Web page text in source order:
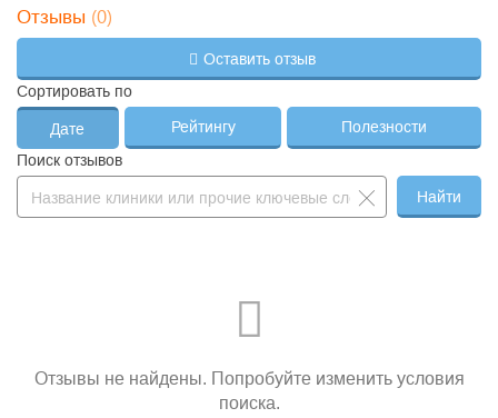
Отзывы (0)
Оставить отзыв
Сортировать по
Дате Рейтингу
Полезности
Поиск отзывов
Найти
Отзывы не найдены. Попробуйте изменить условия
поиска.